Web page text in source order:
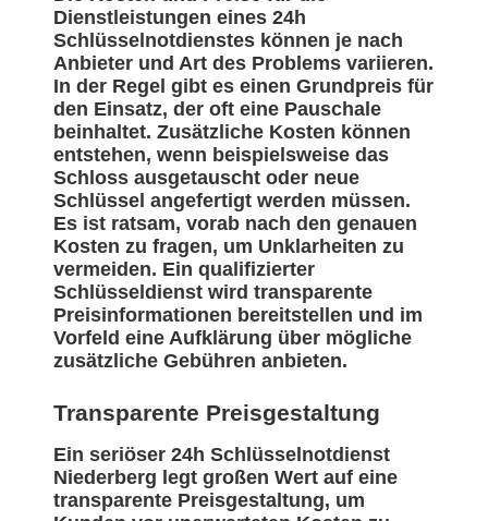
Dienstleistungen eines 24h
Schlüsselnotdienstes können je nach
Anbieter und Art des Problems variieren.
In der Regel gibt es einen Grundpreis für
den Einsatz, der oft eine Pauschale
beinhaltet. Zusätzliche Kosten können
entstehen, wenn beispielsweise das
Schloss ausgetauscht oder neue
Schlüssel angefertigt werden müssen.
Es ist ratsam, vorab nach den genauen
Kosten zu fragen, um Unklarheiten zu
vermeiden. Ein qualifizierter
Schlüsseldienst wird transparente
Preisinformationen bereitstellen und im
Vorfeld eine Aufklärung über mögliche
zusätzliche Gebühren anbieten.
Transparente Preisgestaltung
Ein seriöser 24h Schlüsselnotdienst
Niederberg legt großen Wert auf eine
transparente Preisgestaltung, um